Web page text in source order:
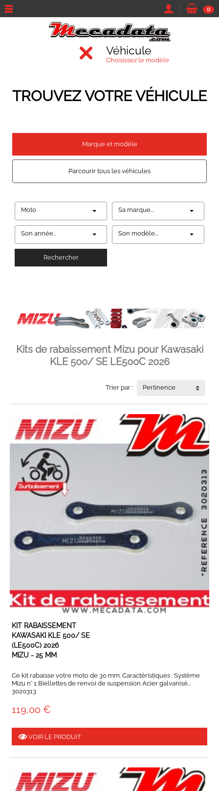
0
Véhicule
Choisissez le modèle
TROUVEZ VOTRE VÉHICULE
Marque et modèle
Parcourir tous les véhicules
Moto Sa marque...
Son année... Son modèle...
Rechercher
Kits de rabaissement Mizu pour Kawasaki
KLE 500/ SE LE500C 2026
Trier par : Pertinence
KIT RABAISSEMENT
KAWASAKI KLE 500/ SE
(LE500C) 2026
MIZU - 25 MM
Ce kit rabaisse votre moto de 30 mm. Caractéristiques : Système
Mizu n° 1 Biellettes de renvoi de suspension Acier galvanisé...
3020313
119,00 €
VOIR LE PRODUIT